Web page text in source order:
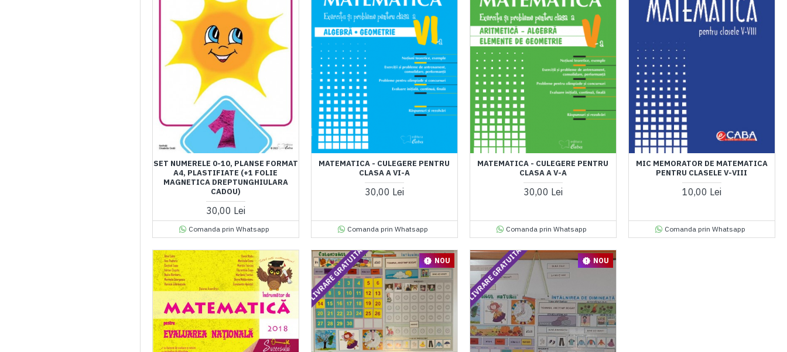
SET NUMERELE 0-10, PLANSE FORMAT
A4, PLASTIFIATE (+1 FOLIE
MAGNETICA DREPTUNGHIULARA
CADOU)
30,00 Lei
Comanda prin Whatsapp
MATEMATICA - CULEGERE PENTRU
CLASA A VI-A
30,00 Lei
Comanda prin Whatsapp
MATEMATICA - CULEGERE PENTRU
CLASA A V-A
30,00 Lei
Comanda prin Whatsapp
MIC MEMORATOR DE MATEMATICA
PENTRU CLASELE V-VIII
10,00 Lei
Comanda prin Whatsapp
NOU
LIVRARE GRATUITA NOU
LIVRARE GRATUITA